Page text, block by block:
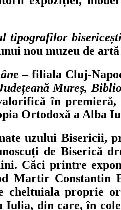
tipografilor bisericești
nou muzeu de
e – filiala Cluj-
Mureș,
în
Ortodoxă a Alba
uzului Bisericii,
de Biserică
Căci printre
Constantin
cheltuiala proprie
Iulia, din care, în